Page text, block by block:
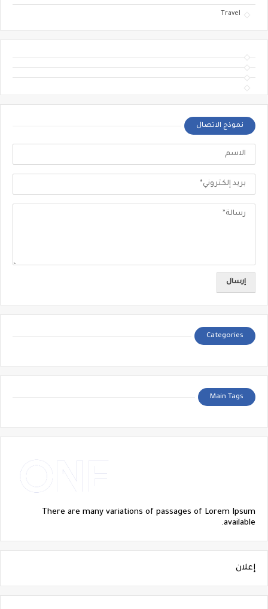
Travel
نموذج الاتصال
Categories
Main Tags
There are many variations of passages of Lorem Ipsum
available.
إعلان